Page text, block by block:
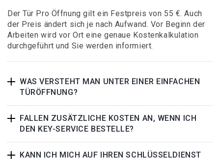
Der Tür Pro Öffnung gilt ein Festpreis von 55 €. Auch
der Preis ändert sich je nach Aufwand. Vor Beginn der
Arbeiten wird vor Ort eine genaue Kostenkalkulation
durchgeführt und Sie werden informiert.
WAS VERSTEHT MAN UNTER EINER EINFACHEN
TÜRÖFFNUNG?
FALLEN ZUSÄTZLICHE KOSTEN AN, WENN ICH
DEN KEY-SERVICE BESTELLE?
KANN ICH MICH AUF IHREN SCHLÜSSELDIENST